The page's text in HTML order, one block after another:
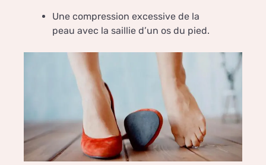
Une compression excessive de la
peau avec la saillie d’un os du pied.